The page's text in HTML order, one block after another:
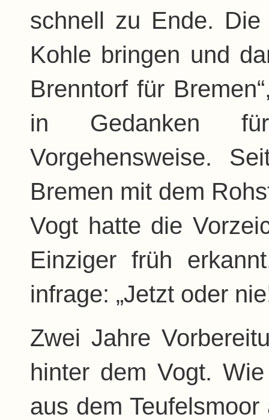
schnell zu Ende.
Kohle bringen und
Brenntorf für
in Gedanken
Vorgehensweise.
Bremen mit dem
Vogt hatte die
Einziger früh
infrage: „Jetzt oder
Zwei Jahre
hinter dem Vogt.
aus dem